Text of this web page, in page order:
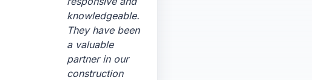
knowledgeable.
They have been
a valuable
partner in our
construction